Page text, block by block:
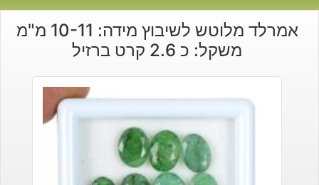
אמרלד מלוטש לשיבוץ מידה: 10-11 מ"מ
משקל: כ 2.6 קרט ברזיל